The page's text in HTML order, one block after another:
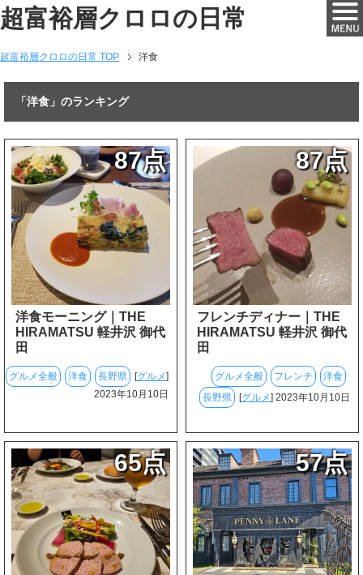
超富裕層クロロの日常
超富裕層クロロの日常 TOP 洋食
「洋食」のランキング
87点
洋食モーニング｜THE
HIRAMATSU 軽井沢 御代
田
グルメ全般 洋食 長野県 [グルメ]
2023年10月10日
87点
フレンチディナー｜THE
HIRAMATSU 軽井沢 御代
田
グルメ全般 フレンチ
洋食
長野県
[グルメ] 2023年10月10日
65点 57点